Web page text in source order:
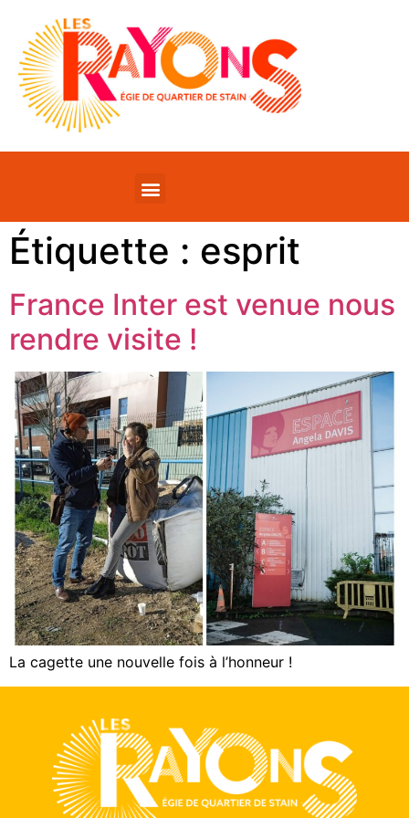
Étiquette : esprit
France Inter est venue nous
rendre visite !
La cagette une nouvelle fois à l’honneur !